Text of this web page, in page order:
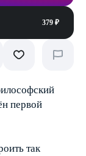
379 ₽
первой
так